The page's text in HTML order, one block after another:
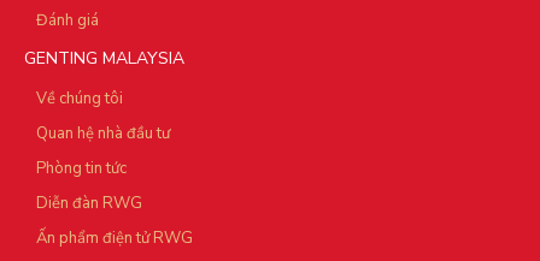
Đánh giá
GENTING MALAYSIA
Về chúng tôi
Quan hệ nhà đầu tư
Phòng tin tức
Diễn đàn RWG
Ấn phẩm điện tử RWG